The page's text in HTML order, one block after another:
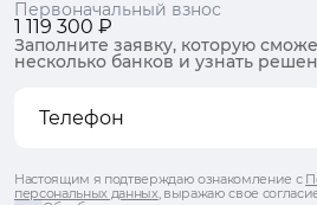
Первоначальный взнос
1 119 300 ₽
Заполните заявку, которую
несколько банков и узнать
Настоящим я подтверждаю ознакомление с
персональных данных, выражаю свое